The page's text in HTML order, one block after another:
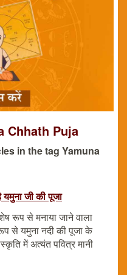
Chhath Puja
in the tag Yamuna
यमुना जी की पूजा
रूप से मनाया जाने वाला
से यमुना नदी की पूजा के
में अत्यंत पवित्र मानी